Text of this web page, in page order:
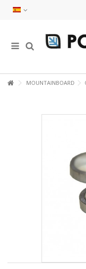
MOUNTAINBOARD